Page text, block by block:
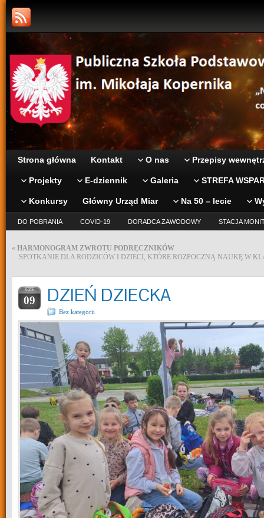
Strona główna Kontakt O nas Przepisy
Projekty E-dziennik Galeria STREFA
Konkursy Główny Urząd Miar Na 50 – lecie
DO POBRANIA COVID-19 DORADCA ZAWODOWY STACJA
« HARMONOGRAM ZWROTU PODRĘCZNIKÓW
SPOTKANIE DLA RODZICÓW I DZIECI, KTÓRE ROZPOCZNĄ NAUKĘ W
CZE
09 DZIEŃ DZIECKA
Bez kategorii